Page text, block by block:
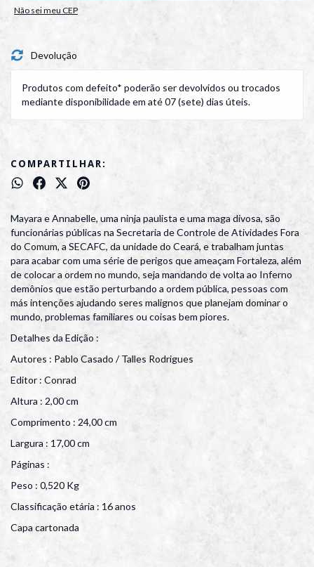
Não sei meu CEP
Devolução
Produtos com defeito* poderão ser devolvidos ou trocados
mediante disponibilidade em até 07 (sete) dias úteis.
COMPARTILHAR:
Mayara e Annabelle, uma ninja paulista e uma maga divosa, são
funcionárias públicas na Secretaria de Controle de Atividades Fora
do Comum, a SECAFC, da unidade do Ceará, e trabalham juntas
para acabar com uma série de perigos que ameaçam Fortaleza, além
de colocar a ordem no mundo, seja mandando de volta ao Inferno
demônios que estão perturbando a ordem pública, pessoas com
más intenções ajudando seres malignos que planejam dominar o
mundo, problemas familiares ou coisas bem piores.
Detalhes da Edição :
Autores : Pablo Casado / Talles Rodrigues
Editor : Conrad
Altura : 2,00 cm
Comprimento : 24,00 cm
Largura : 17,00 cm
Páginas :
Peso : 0,520 Kg
Classificação etária : 16 anos
Capa cartonada